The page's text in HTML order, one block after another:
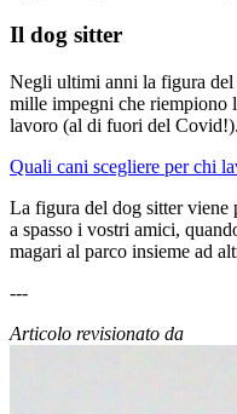
Il dog sitter
Negli ultimi anni la figura del
mille impegni che riempiono
lavoro (al di fuori del Covid!).
Quali cani scegliere per chi
La figura del dog sitter viene
a spasso i vostri amici,
magari al parco insieme ad
---
Articolo revisionato da